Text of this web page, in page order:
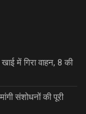
में गिरा वाहन, 8 की
संशोधनों की पूरी